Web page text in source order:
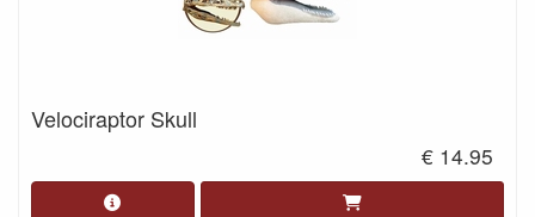
Velociraptor Skull
€ 14.95